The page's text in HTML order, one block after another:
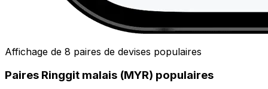
Affichage de 8 paires de devises populaires
Paires Ringgit malais (MYR) populaires